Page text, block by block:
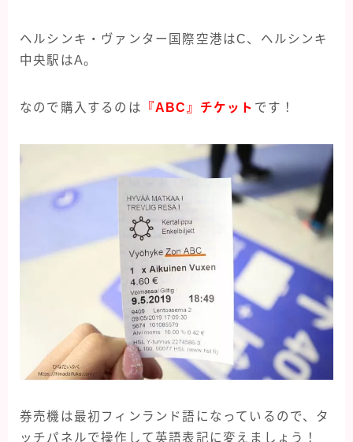
ヘルシンキ・ヴァンター国際空港はC、ヘルシンキ
中央駅はA。
なので購入するのは 『ABC』チケット です！
券売機は最初フィンランド語になっているので、タ
ッチパネルで操作して英語表記に変えましょう！